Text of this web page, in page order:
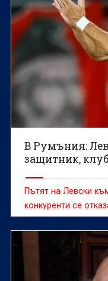
В Румъния:
защитник,
Пътят на Левски
конкуренти се